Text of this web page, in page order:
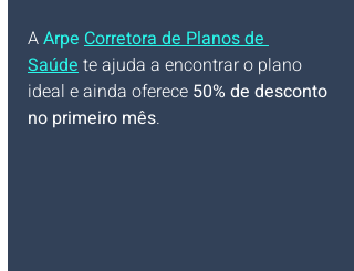
A Arpe Corretora de Planos de
Saúde te ajuda a encontrar o plano
ideal e ainda oferece 50% de desconto
no primeiro mês.